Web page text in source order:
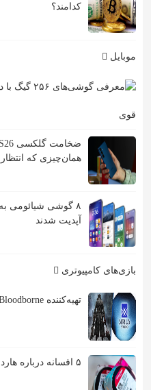
کدامند؟
موبایل
قوی
همان‌چیزی که انتظار
آپدیت شدند
بازی‌های کامپیوتری
تهیه‌کننده Bloodborne استودیوی جدیدی افتتاح کرد
۵ افسانه درباره هارد HDD که نباید باور کنید